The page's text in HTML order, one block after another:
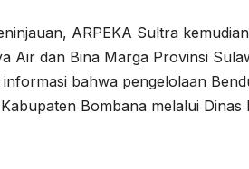
ARPEKA Sultra
Air dan Bina Marga Provinsi
bahwa pengelolaan
Bombana melalui